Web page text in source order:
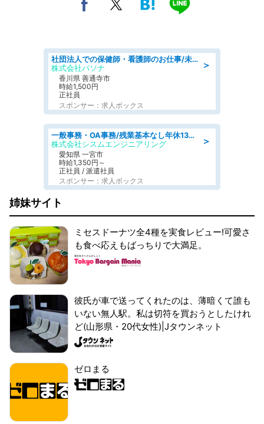
＞
社団法人での保健師・看護師のお仕事/未経験OK/要資格:普通免許、保健師、正看護師
株式会社パソナ
香川県 善通寺市
時給1,500円
正社員
スポンサー：求人ボックス
＞
一般事務・OA事務/残業基本なし年休130日社保完備の一般・調達事務
株式会社シスムエンジニアリング
愛知県 一宮市
時給1,350円～
正社員 / 派遣社員
スポンサー：求人ボックス
姉妹サイト
ミセスドーナツ全4種を実食レビュー!可愛さ
も食べ応えもばっちりで大満足。
彼氏が車で送ってくれたのは、薄暗くて誰も
いない無人駅。私は切符を買おうとしたけれ
ど(山形県・20代女性)|Jタウンネット
ゼロまる